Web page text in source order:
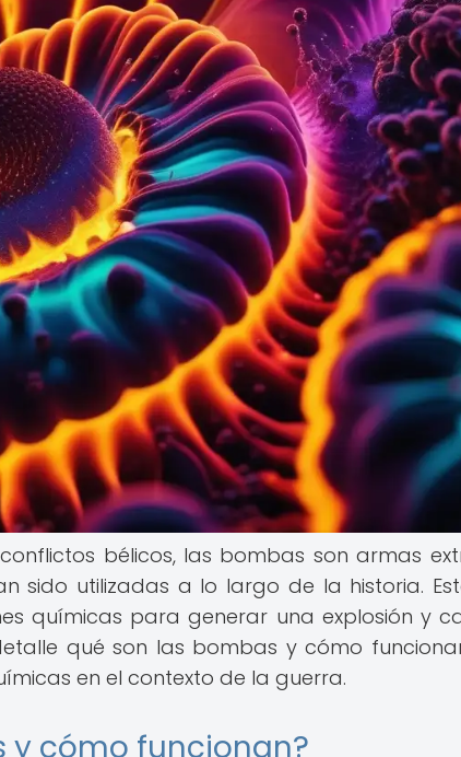
bélicos, las bombas son armas
sido utilizadas a lo largo de la historia.
químicas para generar una explosión y
qué son las bombas y cómo
en el contexto de la guerra.
y cómo funcionan?